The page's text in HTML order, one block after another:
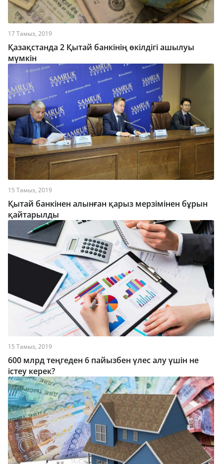
17 Тамыз, 2019
Қазақстанда 2 Қытай банкінің өкілдігі ашылуы
мүмкін
15 Тамыз, 2019
Қытай банкінен алынған қарыз мерзімінен бұрын
қайтарылды
15 Тамыз, 2019
600 млрд теңгеден 6 пайызбен үлес алу үшін не
істеу керек?